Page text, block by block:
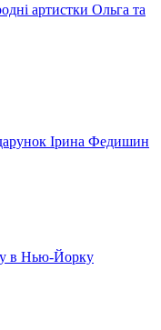
артистки Ольга та
Ірина Федишин
в Нью-Йорку